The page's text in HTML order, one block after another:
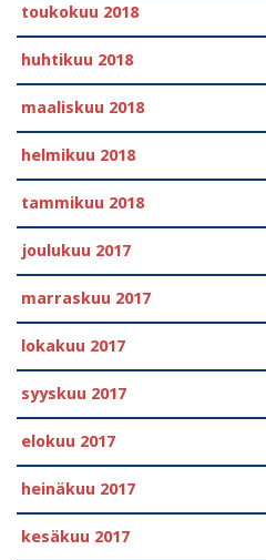
toukokuu 2018
huhtikuu 2018
maaliskuu 2018
helmikuu 2018
tammikuu 2018
joulukuu 2017
marraskuu 2017
lokakuu 2017
syyskuu 2017
elokuu 2017
heinäkuu 2017
kesäkuu 2017